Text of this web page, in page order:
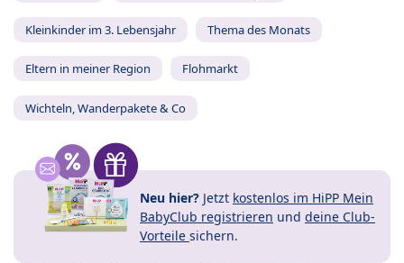
Kleinkinder im 3. Lebensjahr Thema des Monats
Eltern in meiner Region Flohmarkt
Wichteln, Wanderpakete & Co
Neu hier? Jetzt kostenlos im HiPP Mein
BabyClub registrieren und deine Club-
Vorteile sichern.